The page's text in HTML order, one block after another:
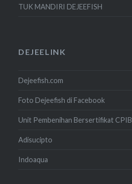
TUK MANDIRI DEJEEFISH
DEJEELINK
Dejeefish.com
Foto Dejeefish di Facebook
Unit Pembenihan Bersertifikat CPIB
Adisucipto
Indoaqua